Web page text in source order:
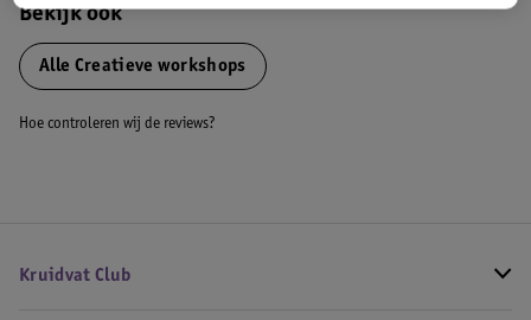
Bekijk ook
Alle Creatieve workshops
Hoe controleren wij de reviews?
Kruidvat Club